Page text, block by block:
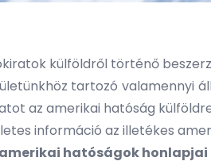
külföldről történő
tartozó valamennyi
az amerikai hatóság
információ az illetékes
hatóságok